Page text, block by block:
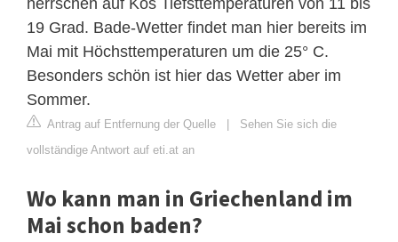
herrschen auf Kos Tiefsttemperaturen von 11 bis
19 Grad. Bade-Wetter findet man hier bereits im
Mai mit Höchsttemperaturen um die 25° C.
Besonders schön ist hier das Wetter aber im
Sommer.
Antrag auf Entfernung der Quelle
Sehen Sie sich die
vollständige Antwort auf eti.at an
Wo kann man in Griechenland im
Mai schon baden?